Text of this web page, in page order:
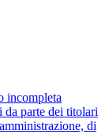
incompleta
da parte dei titolari
di